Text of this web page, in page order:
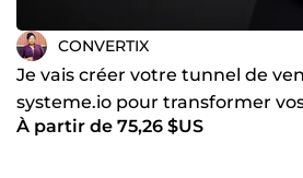
CONVERTIX
Je vais créer votre tunnel de
systeme.io pour transformer
À partir de 75,26 $US